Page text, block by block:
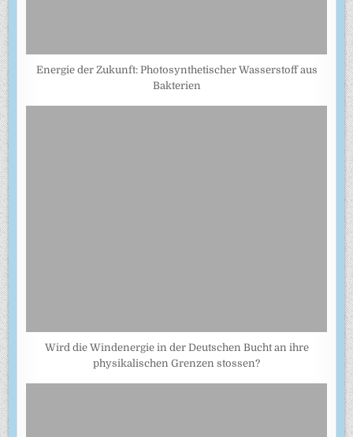
Energie der Zukunft: Photosynthetischer Wasserstoff aus
Bakterien
Wird die Windenergie in der Deutschen Bucht an ihre
physikalischen Grenzen stossen?